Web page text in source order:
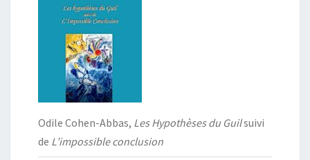
Odile Cohen-Abbas, Les Hypothèses du Guilsuivi
de L’impossible conclusion